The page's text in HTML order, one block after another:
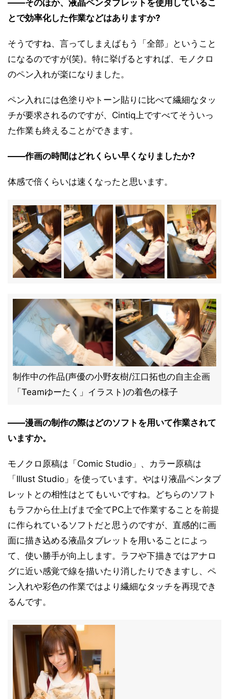
――そのほか、液晶ペンタブレットを使用しているこ
とで効率化した作業などはありますか?
そうですね、言ってしまえばもう「全部」ということ
になるのですが(笑)。特に挙げるとすれば、モノクロ
のペン入れが楽になりました。
ペン入れには色塗りやトーン貼りに比べて繊細なタッ
チが要求されるのですが、Cintiq上ですべてそういっ
た作業も終えることができます。
――作画の時間はどれくらい早くなりましたか?
体感で倍くらいは速くなったと思います。
制作中の作品(声優の小野友樹/江口拓也の自主企画
「Teamゆーたく」イラスト)の着色の様子
――漫画の制作の際はどのソフトを用いて作業されて
いますか。
モノクロ原稿は「Comic Studio」、カラー原稿は
「Illust Studio」を使っています。やはり液晶ペンタブ
レットとの相性はとてもいいですね。どちらのソフト
もラフから仕上げまで全てPC上で作業することを前提
に作られているソフトだと思うのですが、直感的に画
面に描き込める液晶タブレットを用いることによっ
て、使い勝手が向上します。ラフや下描きではアナロ
グに近い感覚で線を描いたり消したりできますし、ペ
ン入れや彩色の作業ではより繊細なタッチを再現でき
るんです。